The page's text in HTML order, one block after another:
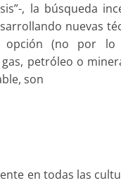
, la búsqueda
nuevas
opción (no por
petróleo o
son
en todas las